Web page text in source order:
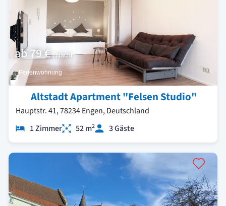
ab79 € / Nacht
Ferienwohnung
Altstadt Apartment "Felsen Studio"
Hauptstr. 41, 78234 Engen, Deutschland
1 Zimmer
52 m2 3 Gäste